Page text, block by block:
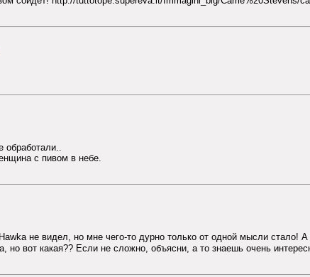
с пивом в небе.
не видел, но мне чего-то дурно только от одной мысли стало!
вот какая?? Если не сложно, объясни, а то знаешь очень